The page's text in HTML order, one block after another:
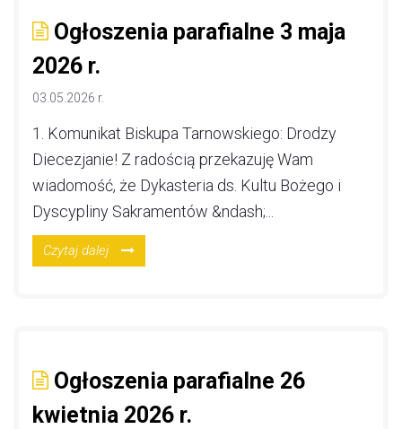
Ogłoszenia parafialne 3 maja
2026 r.
03.05.2026 r.
1. Komunikat Biskupa Tarnowskiego: Drodzy
Diecezjanie! Z radością przekazuję Wam
wiadomość, że Dykasteria ds. Kultu Bożego i
Dyscypliny Sakramentów &ndash;...
Czytaj dalej
Ogłoszenia parafialne 26
kwietnia 2026 r.